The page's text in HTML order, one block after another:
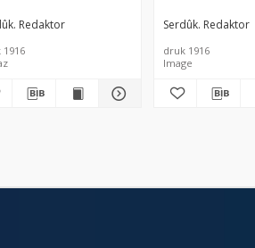
Redaktor
Serdûk. Redaktor
druk 1916
Image